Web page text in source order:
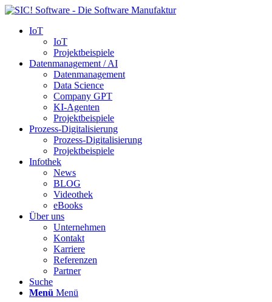
IoT
IoT
Projektbeispiele
Datenmanagement / AI
Datenmanagement
Data Science
Company GPT
KI-Agenten
Projektbeispiele
Prozess-Digitalisierung
Prozess-Digitalisierung
Projektbeispiele
Infothek
News
BLOG
Videothek
eBooks
Über uns
Unternehmen
Kontakt
Karriere
Referenzen
Partner
Suche
Menü Menü